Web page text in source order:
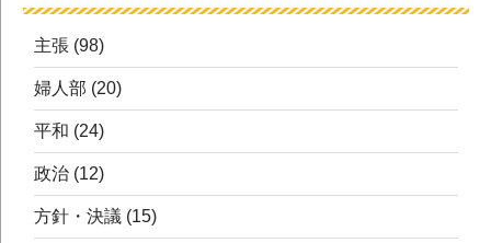
主張 (98)
婦人部 (20)
平和 (24)
政治 (12)
方針・決議 (15)